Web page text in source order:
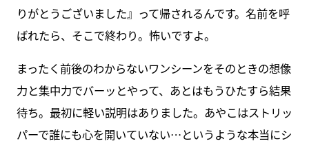
りがとうございました』って帰されるんです。名前を呼
ばれたら、そこで終わり。怖いですよ。
まったく前後のわからないワンシーンをそのときの想像
力と集中力でバーッとやって、あとはもうひたすら結果
待ち。最初に軽い説明はありました。あやこはストリッ
パーで誰にも心を開いていない…というような本当にシ